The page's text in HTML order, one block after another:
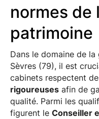
normes de
patrimoine
Dans le domaine de
Sèvres (79), il est
cabinets respectent
rigoureusesafin de
qualité. Parmi les
figurent le Conseiller